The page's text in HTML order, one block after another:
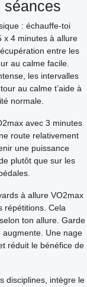
séances
: échauffe-toi
x 4 minutes à allure
entre les
au calme facile.
les intervalles
au calme t’aide à
normale.
avec 3 minutes
route relativement
une puissance
plutôt que sur les
à allure VO2max
répétitions. Cela
ton allure. Garde
Une nage
réduit le bénéfice de
disciplines, intègre le